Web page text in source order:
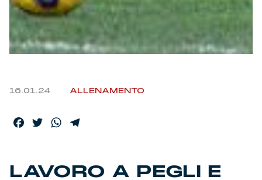
Gift Card Online Store
Fortissimo batte il mio cuor
16.01.24 ALLENAMENTO
Facebook
TwitterWhatsApp
LAVORO A PEGLI E